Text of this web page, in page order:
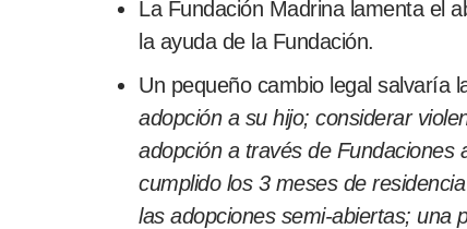
La Fundación Madrina lamenta el
la ayuda de la Fundación.
Un pequeño cambio legal salvaría
adopción a su hijo; considerar
adopción a través de Fundaciones
cumplido los 3 meses de
las adopciones semi-abiertas; una